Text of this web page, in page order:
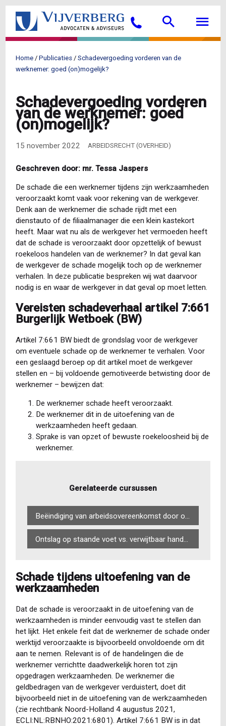
Overslaan
de
gaan
Bellen Search
Kruimelpad
Home Publicaties
Schadevergoeding vorderen van de
werknemer: goed (on)mogelijk?
Schadevergoeding vorderen
van de werknemer: goed
(on)mogelijk?
15 november 2022 ARBEIDSRECHT (OVERHEID)
Geschreven door: mr. Tessa Jaspers
De schade die een werknemer tijdens zijn werkzaamheden
veroorzaakt komt vaak voor rekening van de werkgever.
Denk aan de werknemer die schade rijdt met een
dienstauto of de filiaalmanager die een klein kastekort
heeft. Maar wat nu als de werkgever het vermoeden heeft
dat de schade is veroorzaakt door opzettelijk of bewust
roekeloos handelen van de werknemer? In dat geval kan
de werkgever de schade mogelijk toch op de werknemer
verhalen. In deze publicatie bespreken wij wat daarvoor
nodig is en waar de werkgever in dat geval op moet letten.
Vereisten schadeverhaal artikel 7:661
Burgerlijk Wetboek (BW)
Artikel 7:661 BW biedt de grondslag voor de werkgever
om eventuele schade op de werknemer te verhalen. Voor
een geslaagd beroep op dit artikel moet de werkgever
stellen en – bij voldoende gemotiveerde betwisting door de
werknemer – bewijzen dat:
De werknemer schade heeft veroorzaakt.
De werknemer dit in de uitoefening van de
werkzaamheden heeft gedaan.
Sprake is van opzet of bewuste roekeloosheid bij de
werknemer.
Gerelateerde cursussen
Beëindiging van arbeidsovereenkomst door overheidswerkgever
Ontslag op staande voet vs. verwijtbaar handelen (verdiepingsmodule)
Schade tijdens uitoefening van de
werkzaamheden
Dat de schade is veroorzaakt in de uitoefening van de
werkzaamheden is minder eenvoudig vast te stellen dan
het lijkt. Het enkele feit dat de werknemer de schade onder
werktijd veroorzaakte is bijvoorbeeld onvoldoende om dit
aan te nemen. Relevant is of de handelingen die de
werknemer verrichtte daadwerkelijk horen tot zijn
opgedragen werkzaamheden. De werknemer die
geldbedragen van de werkgever verduistert, doet dit
bijvoorbeeld niet in de uitoefening van de werkzaamheden
(zie rechtbank Noord-Holland 4 augustus 2021,
ECLI:NL:RBNHO:2021:6801). Artikel 7:661 BW is in dat